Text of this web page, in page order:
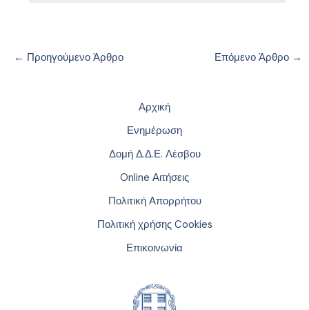
← Προηγούμενο Άρθρο Επόμενο Άρθρο →
Αρχική
Ενημέρωση
Δομή Δ.Δ.Ε. Λέσβου
Online Αιτήσεις
Πολιτική Απορρήτου
Πολιτική χρήσης Cookies
Επικοινωνία